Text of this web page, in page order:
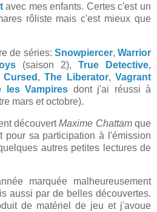
avec mes enfants. Certes c'est un
rôliste mais c'est mieux que
de séries: Snowpiercer,Warrior
(saison 2), True Detective,
Cursed ,The Liberator,Vagrant
les Vampires dont j'ai réussi à
mars et octobre).
découvertMaxime Chattamque
pour sa participation à l'émission
autres petites lectures de
marquée malheureusement
aussi par de belles découvertes.
de matériel de jeu et j'avoue